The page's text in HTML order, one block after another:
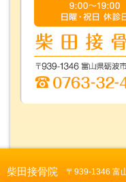
柴田接骨院 〒939-1346 富